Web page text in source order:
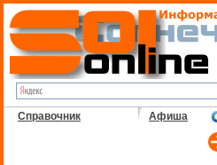
Справочник Афиша